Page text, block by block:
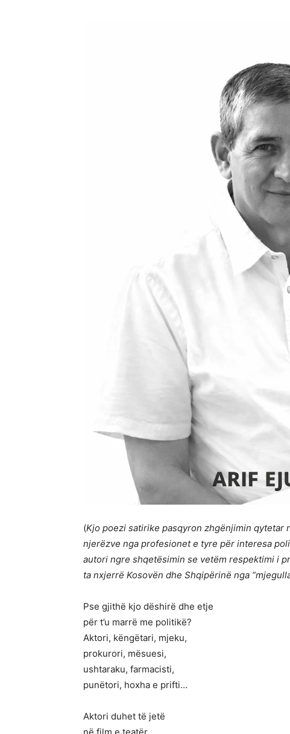
(Kjo poezi satirike pasqyron zhgënjimin
njerëzve nga profesionet e tyre për interesa
autori ngre shqetësimin se vetëm respektimi i
ta nxjerrë Kosovën dhe Shqipërinë nga
Pse gjithë kjo dëshirë dhe etje
për t’u marrë me politikë?
Aktori, këngëtari, mjeku,
prokurori, mësuesi,
ushtaraku, farmacisti,
punëtori, hoxha e prifti…
Aktori duhet të jetë